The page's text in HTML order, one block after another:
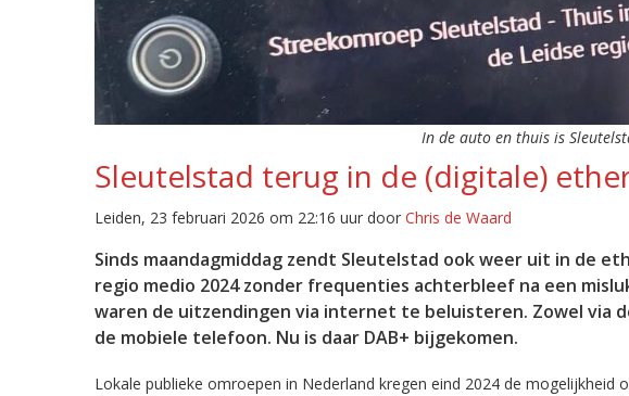
In de auto en thuis is
Sleutelstad terug in de (digitale)
Leiden, 23 februari 2026 om 22:16 uur door Chris de Waard
Sinds maandagmiddag zendt Sleutelstad ook weer uit in de
regio medio 2024 zonder frequenties achterbleef na een
waren de uitzendingen via internet te beluisteren. Zowel via
de mobiele telefoon. Nu is daar DAB+ bijgekomen.
Lokale publieke omroepen in Nederland kregen eind 2024 de mogelijkheid